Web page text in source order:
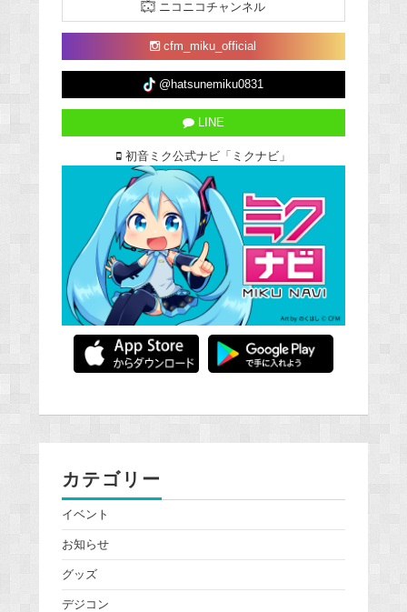
ニコニコチャンネル
cfm_miku_official
@hatsunemiku0831
LINE
初音ミク公式ナビ「ミクナビ」
カテゴリー
イベント
お知らせ
グッズ
デジコン